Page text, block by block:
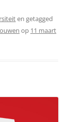
en getagged
op 11 maart